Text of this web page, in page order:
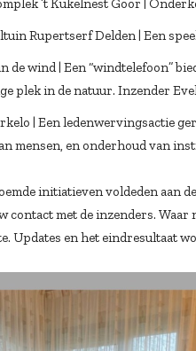
’t Kukelnest Goor |
Rupertserf Delden | Een
de wind | Een “windtelefoon”
plek in de natuur. Inzender
| Een ledenwervingsactie
mensen, en onderhoud van
initiatieven voldeden aan
contact met de inzenders.
Updates en het eindresultaat